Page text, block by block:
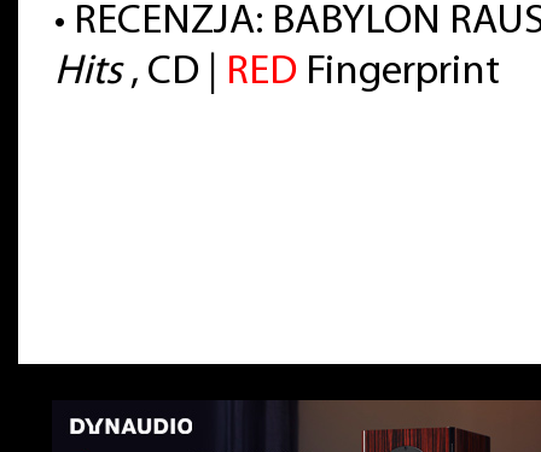
• RECENZJA: BABYLON
Hits, CD | RED Fingerprint